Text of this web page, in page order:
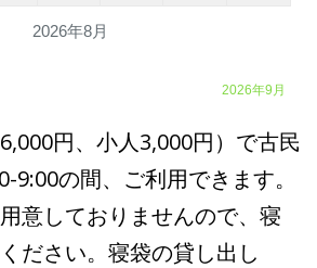
2026年8月
2026年9月
円、小人3,000円）で古民
9:00の間、ご利用できます。
意しておりませんので、寝
ださい。寝袋の貸し出し